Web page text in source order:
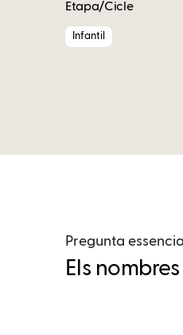
Etapa/Cicle
Infantil
Pregunta
Els